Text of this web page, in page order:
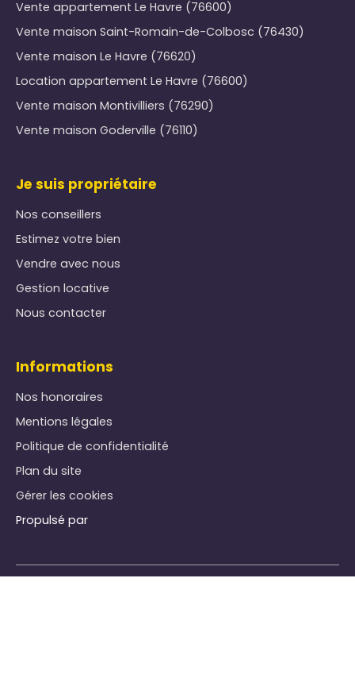
Vente appartement Le Havre (76600)
Vente maison Saint-Romain-de-Colbosc (76430)
Vente maison Le Havre (76620)
Location appartement Le Havre (76600)
Vente maison Montivilliers (76290)
Vente maison Goderville (76110)
Je suis propriétaire
Nos conseillers
Estimez votre bien
Vendre avec nous
Gestion locative
Nous contacter
Informations
Nos honoraires
Mentions légales
Politique de confidentialité
Plan du site
Gérer les cookies
Propulsé par